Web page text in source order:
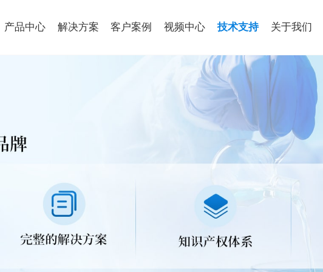
产品中心 解决方案 客户案例 视频中心 技术支持 关于我们